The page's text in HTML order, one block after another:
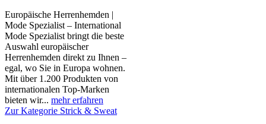
Europäische Herrenhemden |
Mode Spezialist – International
Mode Spezialist bringt die beste
Auswahl europäischer
Herrenhemden direkt zu Ihnen –
egal, wo Sie in Europa wohnen.
Mit über 1.200 Produkten von
internationalen Top-Marken
bieten wir... mehr erfahren
Zur Kategorie Strick & Sweat